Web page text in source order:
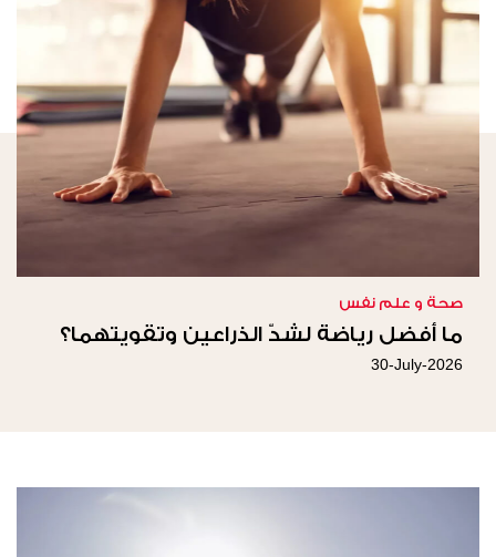
صحة و علم نفس
ما أفضل رياضة لشدّ الذراعين وتقويتهما؟
30-July-2026